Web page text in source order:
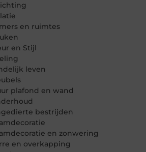
en ruimtes
en Stijl
leven
plafond en wand
bestrijden
en zonwering
en overkapping